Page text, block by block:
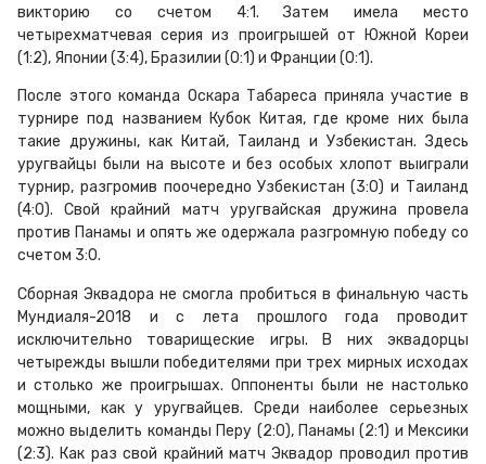
викторию со счетом 4:1. Затем имела место
четырехматчевая серия из проигрышей от Южной Кореи
(1:2), Японии (3:4), Бразилии (0:1) и Франции (0:1).
После этого команда Оскара Табареса приняла участие в
турнире под названием Кубок Китая, где кроме них была
такие дружины, как Китай, Таиланд и Узбекистан. Здесь
уругвайцы были на высоте и без особых хлопот выиграли
турнир, разгромив поочередно Узбекистан (3:0) и Таиланд
(4:0). Свой крайний матч уругвайская дружина провела
против Панамы и опять же одержала разгромную победу со
счетом 3:0.
Сборная Эквадора не смогла пробиться в финальную часть
Мундиаля-2018 и с лета прошлого года проводит
исключительно товарищеские игры. В них эквадорцы
четырежды вышли победителями при трех мирных исходах
и столько же проигрышах. Оппоненты были не настолько
мощными, как у уругвайцев. Среди наиболее серьезных
можно выделить команды Перу (2:0), Панамы (2:1) и Мексики
(2:3). Как раз свой крайний матч Эквадор проводил против